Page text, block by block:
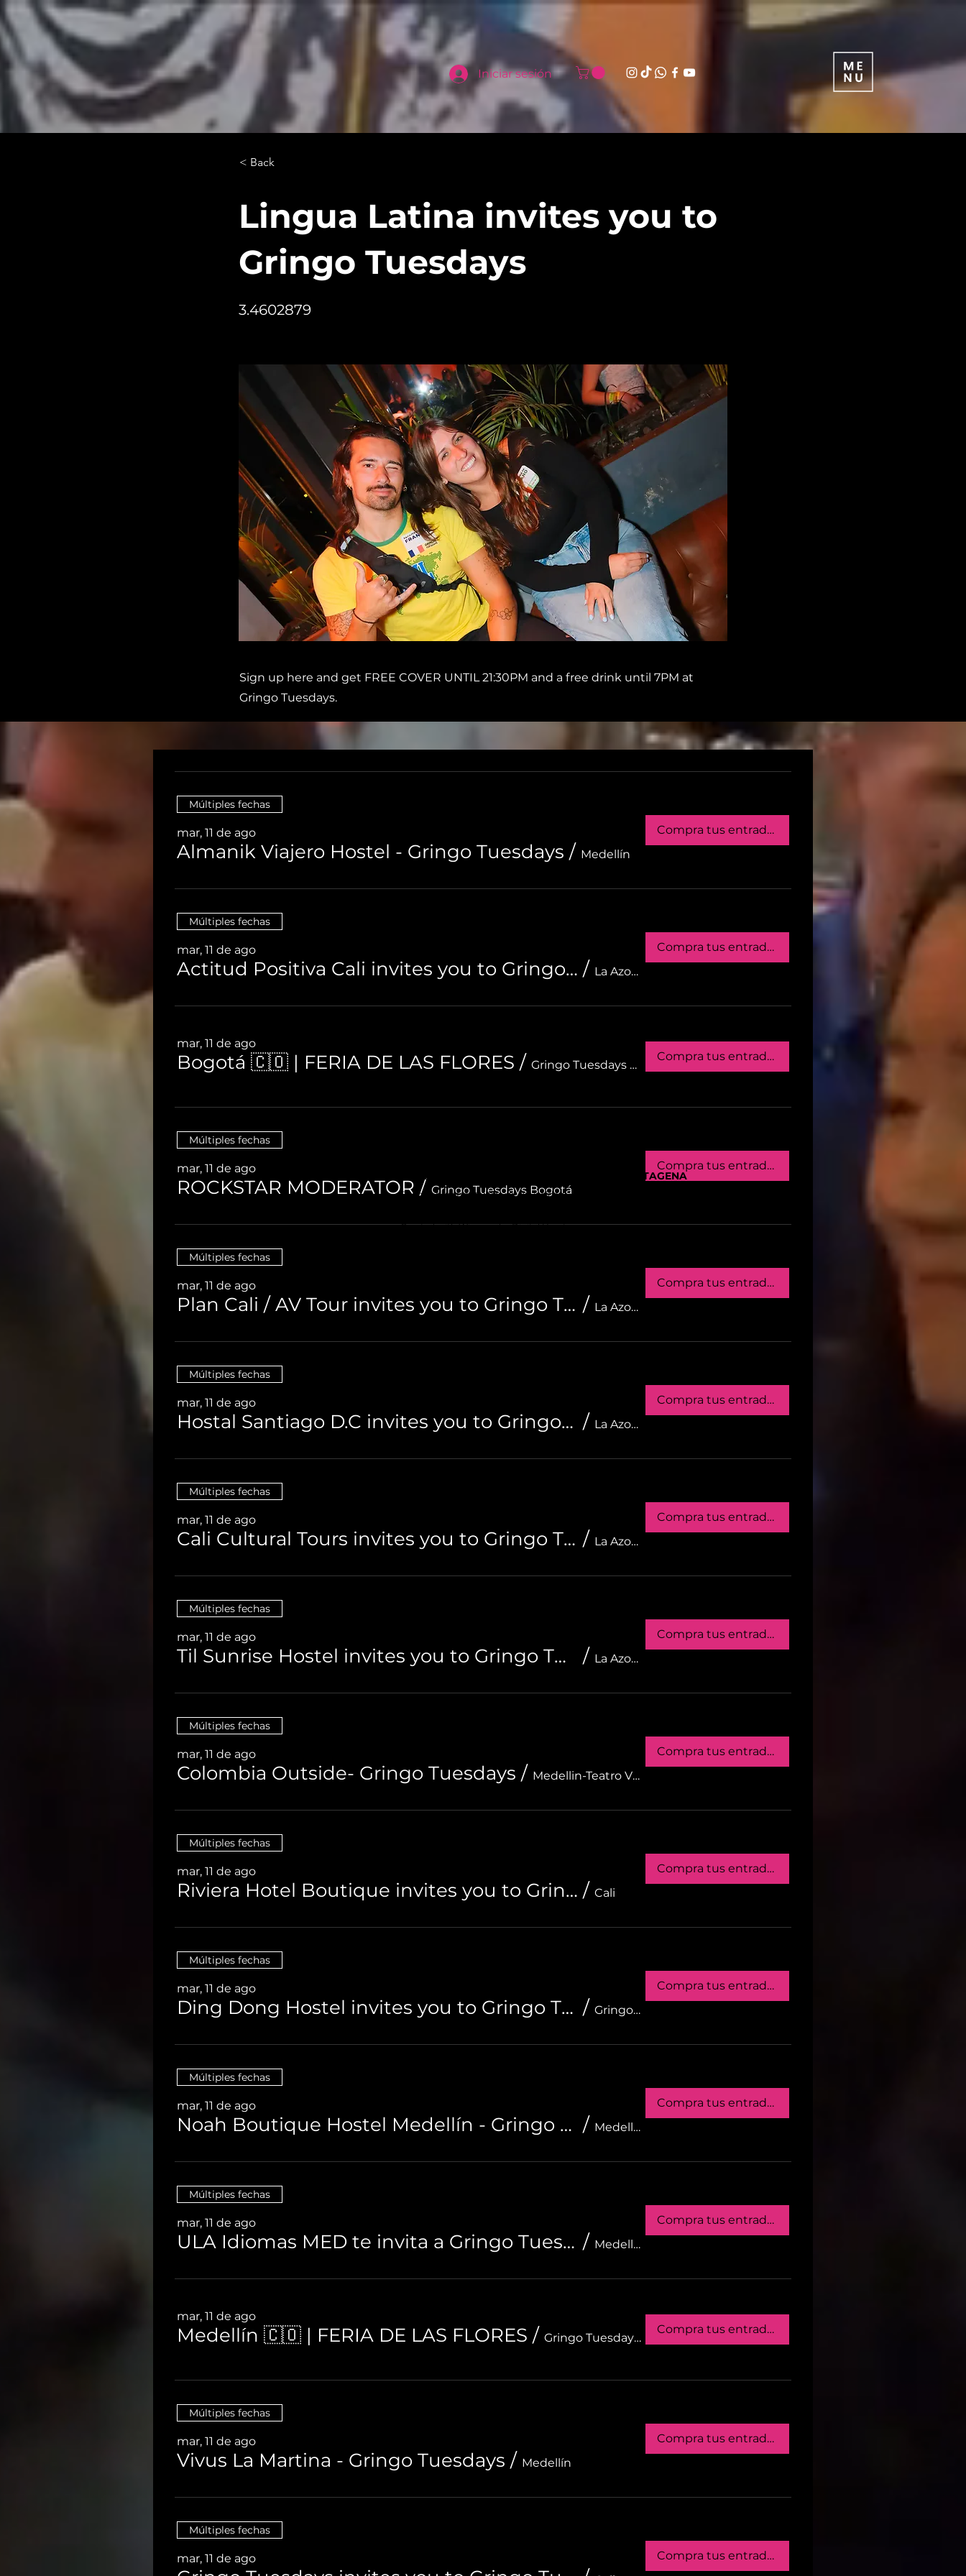
Iniciar sesión
< Back
Lingua Latina invites you to
Gringo Tuesdays
3.4602879
Sign up here and get FREE COVER UNTIL 21:30PM and a free drink until 7PM at
Gringo Tuesdays.
Múltiples fechas
mar, 11 de ago
Almanik Viajero Hostel - Gringo Tuesdays / Medellín
Compra tus entradas
Múltiples fechas
mar, 11 de ago
Actitud Positiva Cali invites you to Gringo Tuesdays / La Azotea Gastrobar
Compra tus entradas
mar, 11 de ago
Bogotá 🇨🇴 | FERIA DE LAS FLORES / Gringo Tuesdays Bogotá
Compra tus entradas
Múltiples fechas
mar, 11 de ago
ROCKSTAR MODERATOR / Gringo Tuesdays Bogotá
Compra tus entradas
Múltiples fechas
mar, 11 de ago
Plan Cali / AV Tour invites you to Gringo Tuesdays / La Azotea Gastrobar
Compra tus entradas
Múltiples fechas
mar, 11 de ago
Hostal Santiago D.C invites you to Gringo Tuesdays / La Azotea Gastrobar
Compra tus entradas
Múltiples fechas
mar, 11 de ago
Cali Cultural Tours invites you to Gringo Tuesdays / La Azotea Gastrobar
Compra tus entradas
Múltiples fechas
mar, 11 de ago
Til Sunrise Hostel invites you to Gringo Tuesdays / La Azotea Gastrobar
Compra tus entradas
Múltiples fechas
mar, 11 de ago
Colombia Outside- Gringo Tuesdays / Medellin-Teatro Victoria
Compra tus entradas
Múltiples fechas
mar, 11 de ago
Riviera Hotel Boutique invites you to Gringo Tuesdays /Cali
Compra tus entradas
Múltiples fechas
mar, 11 de ago
Ding Dong Hostel invites you to Gringo Tuesdays / Gringo Tuesdays Cali
Compra tus entradas
Múltiples fechas
mar, 11 de ago
Noah Boutique Hostel Medellín - Gringo Tuesdays / Medellín
Compra tus entradas
Múltiples fechas
mar, 11 de ago
ULA Idiomas MED te invita a Gringo Tuesdays / Medellín
Compra tus entradas
mar, 11 de ago
Medellín 🇨🇴 | FERIA DE LAS FLORES / Gringo Tuesdays Medellín
Compra tus entradas
Múltiples fechas
mar, 11 de ago
Vivus La Martina - Gringo Tuesdays / Medellín
Compra tus entradas
Múltiples fechas
mar, 11 de ago Compra tus entradas
MEDELLÍN CARTAGENA
Conoce nuestra Política de Privacidad.
Created withWix.com by Digital Heart